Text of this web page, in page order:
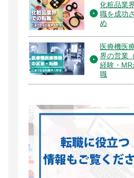
化粧品業
職を成功
め
医療機医
界の営業
経験・
職